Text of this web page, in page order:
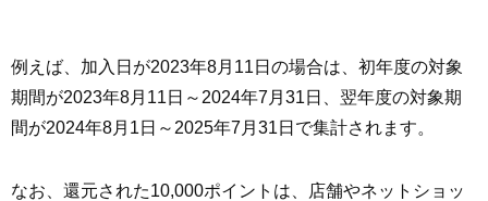
例えば、加入日が2023年8月11日の場合は、初年度の対象
期間が2023年8月11日～2024年7月31日、翌年度の対象期
間が2024年8月1日～2025年7月31日で集計されます。
なお、還元された10,000ポイントは、店舗やネットショッ